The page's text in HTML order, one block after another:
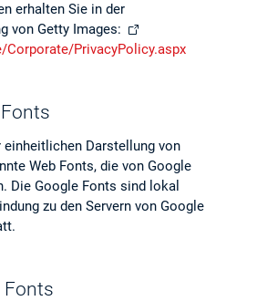
erhalten Sie in der
von Getty Images:
Corporate/PrivacyPolicy.aspx
einheitlichen Darstellung von
Web Fonts, die von Google
Die Google Fonts sind lokal
zu den Servern von Google
Fonts